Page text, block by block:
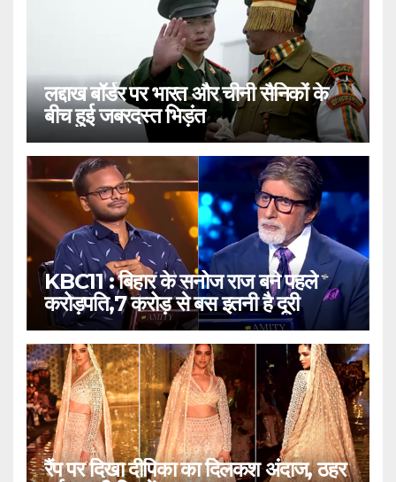
लद्दाख बॉर्डर पर भारत और चीनी सैनिकों के
बीच हुई जबरदस्त भिड़ंत
KBC11 : बिहार के सनोज राज बने पहले
करोड़पति,7 करोड़ से बस इतनी है दूरी
रैंप पर दिखा दीपिका का दिलकश अंदाज, ठहर